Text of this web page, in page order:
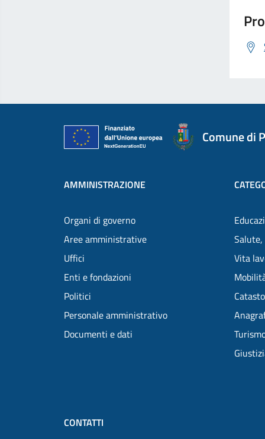
Comune di
AMMINISTRAZIONE
Organi di governo
Aree amministrative
Uffici
Enti e fondazioni
Politici
Personale amministrativo
Documenti e dati
Salute,
Vita
CONTATTI